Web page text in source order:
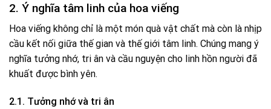
2. Ý nghĩa tâm linh của hoa viếng
Hoa viếng không chỉ là một món quà vật chất mà còn là nhịp
cầu kết nối giữa thế gian và thế giới tâm linh. Chúng mang ý
nghĩa tưởng nhớ, tri ân và cầu nguyện cho linh hồn người đã
khuất được bình yên.
2.1. Tưởng nhớ và tri ân